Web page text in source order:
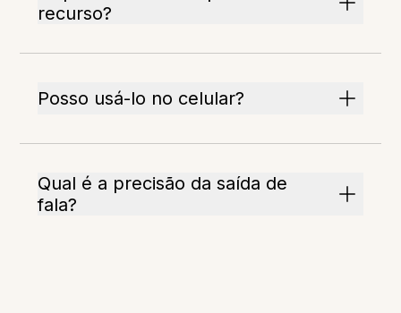
recurso?
Posso usá-lo no celular?
Qual é a precisão da saída de
fala?